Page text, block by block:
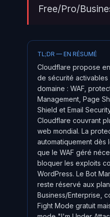
Free/Pro/
TL;DR — EN RÉSUMÉ
Cloudflare propose
de sécurité
domaine : WAF,
Management, Page
Shield et Email
Cloudflare couvrant
web mondial. La
automatiquement dès
que le WAF géré
bloquer les exploits
WordPress. Le Bot
reste réservé aux
Business/Enterprise,
Fight Mode gratuit